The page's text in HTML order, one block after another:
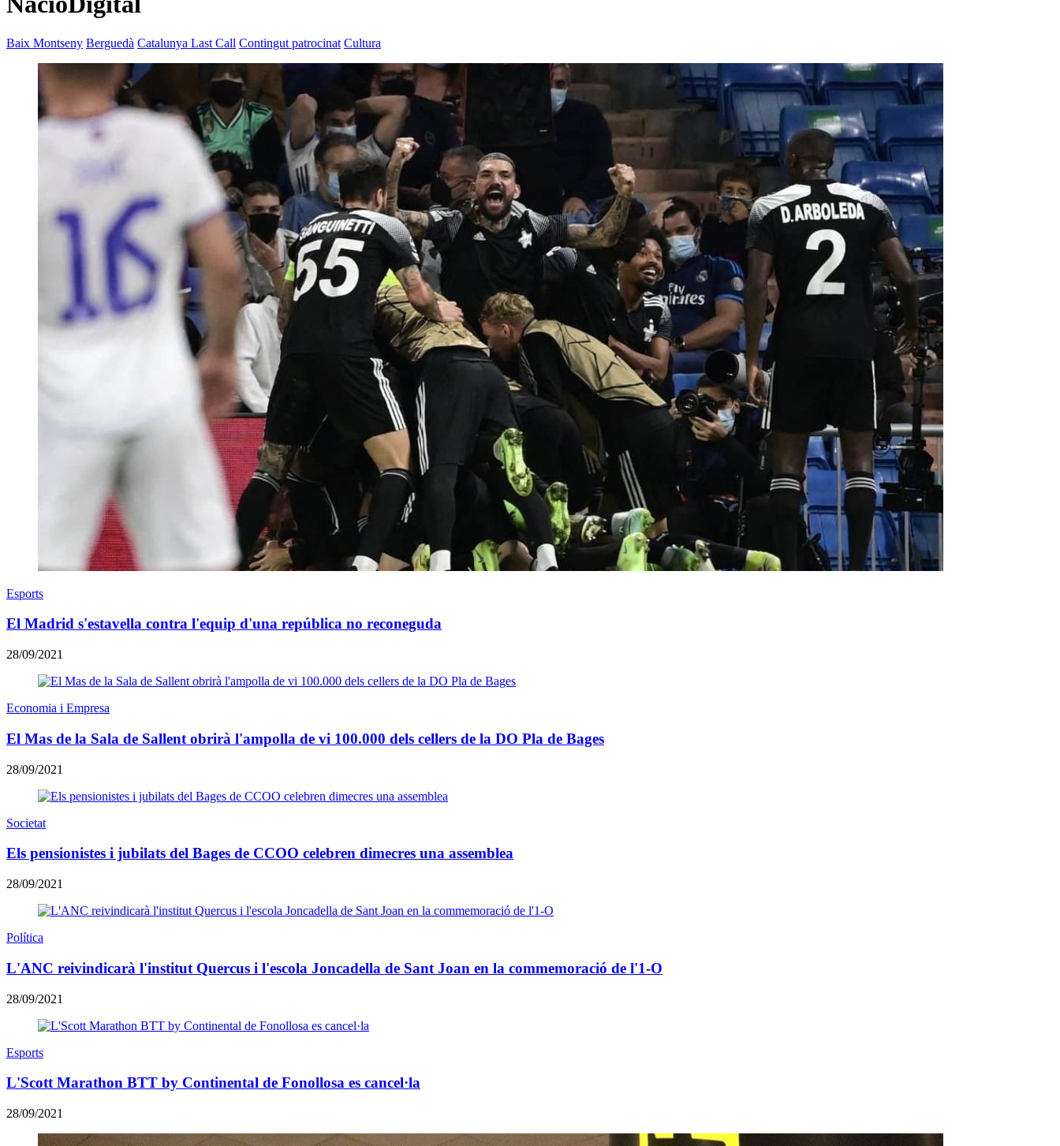
Baix Montseny Berguedà Catalunya Last Call Contingut patrocinat Cultura
Esports
El Madrid s'estavella contra l'equip d'una república no reconeguda
28/09/2021
Economia i Empresa
El Mas de la Sala de Sallent obrirà l'ampolla de vi 100.000 dels cellers de la DO Pla de Bages
28/09/2021
Societat
Els pensionistes i jubilats del Bages de CCOO celebren dimecres una assemblea
28/09/2021
Política
L'ANC reivindicarà l'institut Quercus i l'escola Joncadella de Sant Joan en la commemoració de l'1-O
28/09/2021
Esports
L'Scott Marathon BTT by Continental de Fonollosa es cancel·la
28/09/2021